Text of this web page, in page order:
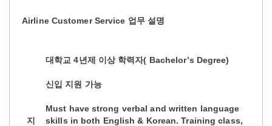
Airline Customer Service 업무 설명
지
대학교 4년제 이상 학력자( Bachelor’s Degree)
신입 지원 가능
Must have strong verbal and written language
skills in both English & Korean. Training class,